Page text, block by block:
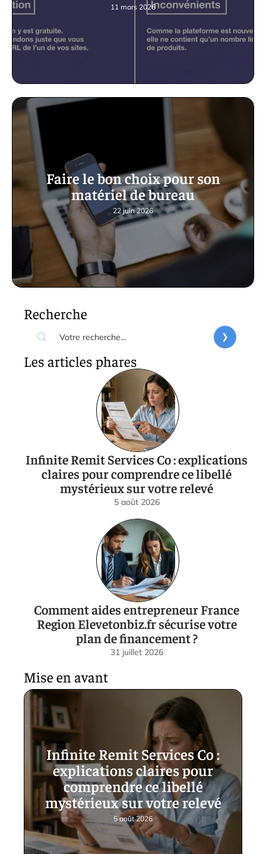
11 mars 2026
Faire le bon choix pour son
matériel de bureau
22 juin 2026
Recherche
Les articles phares
Infinite Remit Services Co : explications
claires pour comprendre ce libellé
mystérieux sur votre relevé
5 août 2026
Comment aides entrepreneur France
Region Elevetonbiz.fr sécurise votre
plan de financement ?
31 juillet 2026
Mise en avant
Infinite Remit Services Co :
explications claires pour
comprendre ce libellé
mystérieux sur votre relevé
5 août 2026